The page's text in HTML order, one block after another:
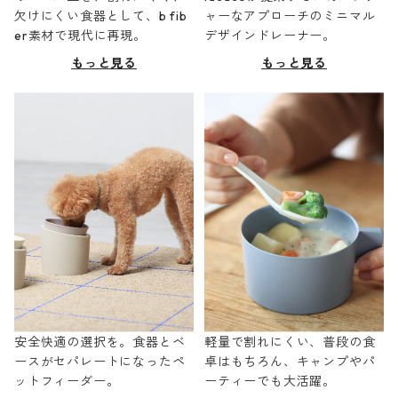
欠けにくい食器として、b fib
er素材で現代に再現。
もっと見る
ャーなアプローチのミニマル
デザインドレーナー。
もっと見る
安全快適の選択を。食器とベ
ースがセパレートになったペ
ットフィーダー。
軽量で割れにくい、普段の食
卓はもちろん、キャンプやパ
ーティーでも大活躍。